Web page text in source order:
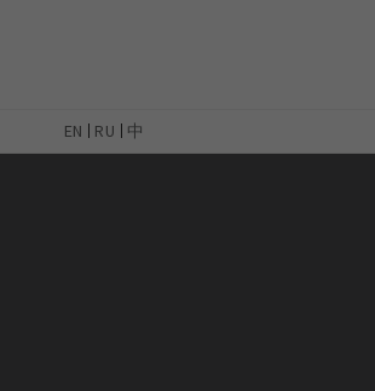
EN RU 中